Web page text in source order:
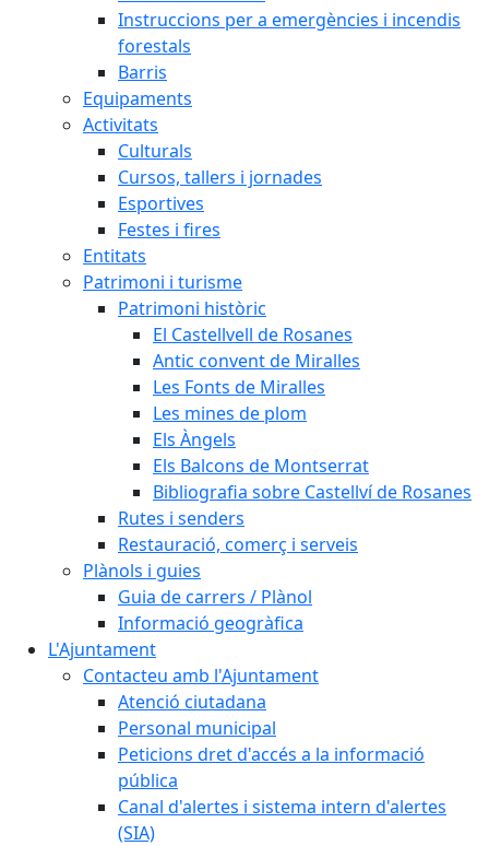
Instruccions per a emergències i incendis
forestals
Barris
Equipaments
Activitats
Culturals
Cursos, tallers i jornades
Esportives
Festes i fires
Entitats
Patrimoni i turisme
Patrimoni històric
El Castellvell de Rosanes
Antic convent de Miralles
Les Fonts de Miralles
Les mines de plom
Els Àngels
Els Balcons de Montserrat
Bibliografia sobre Castellví de Rosanes
Rutes i senders
Restauració, comerç i serveis
Plànols i guies
Guia de carrers / Plànol
Informació geogràfica
L'Ajuntament
Contacteu amb l'Ajuntament
Atenció ciutadana
Personal municipal
Peticions dret d'accés a la informació
pública
Canal d'alertes i sistema intern d'alertes
(SIA)